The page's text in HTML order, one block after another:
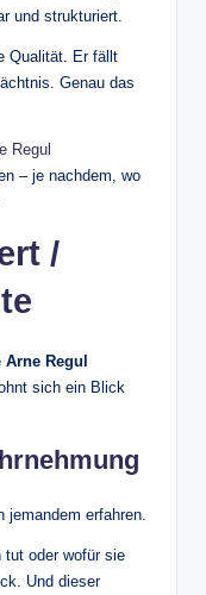
und strukturiert.
Qualität. Er fällt
Genau das
Regul
– je nachdem, wo
/
Arne Regul
sich ein Blick
erfahren.
tut oder wofür sie
Und dieser